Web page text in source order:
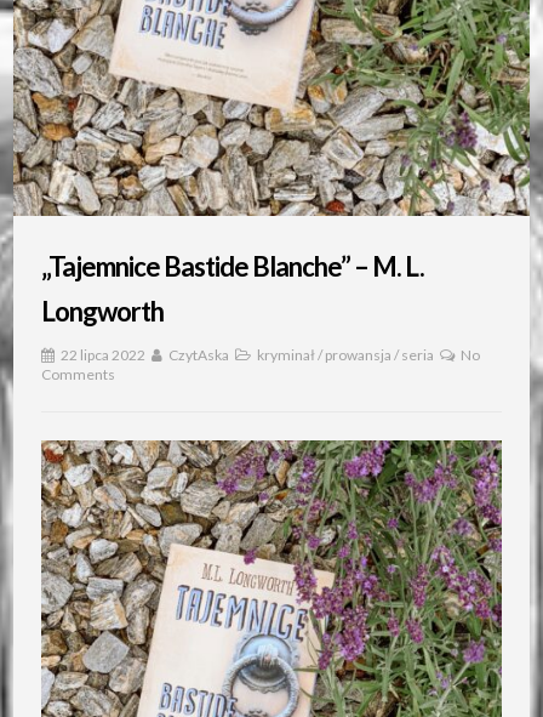
„Tajemnice Bastide Blanche” – M. L.
Longworth
22 lipca 2022 CzytAska kryminał/prowansja /seria
No
Comments